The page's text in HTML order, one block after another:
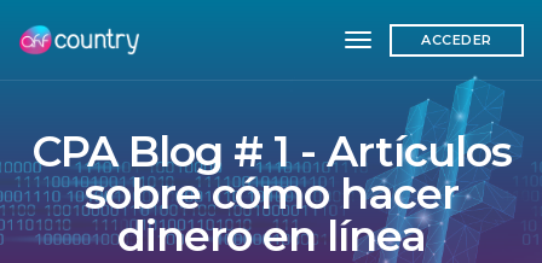
toggle navigation
ACCEDER
CPA Blog # 1 - Artículos
sobre cómo hacer
dinero en línea